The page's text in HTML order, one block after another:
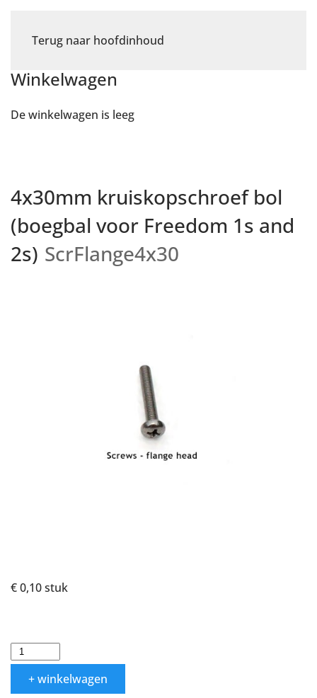
Terug naar hoofdinhoud
Winkelwagen
De winkelwagen is leeg
4x30mm kruiskopschroef bol
(boegbal voor Freedom 1s and
2s) ScrFlange4x30
€ 0,10stuk
+ winkelwagen